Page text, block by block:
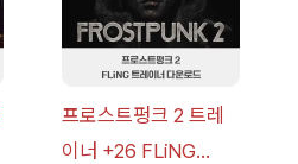
프로스트펑크 2 트레
이너 +26 FLiNG